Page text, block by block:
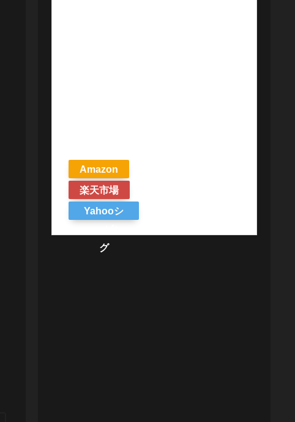
Amazon
楽天市場
Yahooシ
グ